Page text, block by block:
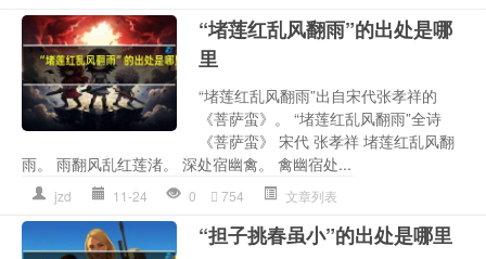
“堵莲红乱风翻雨”的出处是哪
里
“堵莲红乱风翻雨”出自宋代张孝祥的
《菩萨蛮》。 “堵莲红乱风翻雨”全诗
《菩萨蛮》 宋代 张孝祥 堵莲红乱风翻
雨。 雨翻风乱红莲渚。 深处宿幽禽。 禽幽宿处...
jzd 11-24 0 754 文章列表
“担子挑春虽小”的出处是哪里